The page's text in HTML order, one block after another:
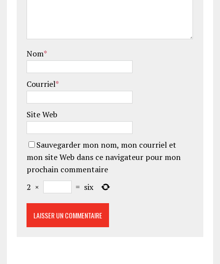
Nom*
Courriel*
Site Web
Sauvegarder mon nom, mon courriel et
mon site Web dans ce navigateur pour mon
prochain commentaire
2 × = six